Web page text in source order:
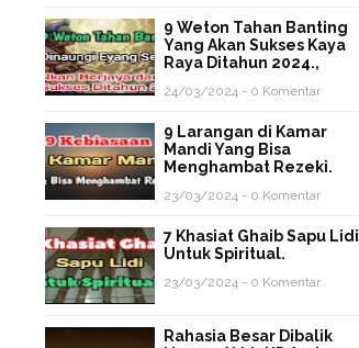
9 Weton Tahan Banting
Yang Akan Sukses Kaya
Raya Ditahun 2024.,
24/03/2024 - 0 Komentar
9 Larangan di Kamar
Mandi Yang Bisa
Menghambat Rezeki.
23/03/2024 - 0 Komentar
7 Khasiat Ghaib Sapu Lidi
Untuk Spiritual.
23/03/2024 - 0 Komentar
Rahasia Besar Dibalik